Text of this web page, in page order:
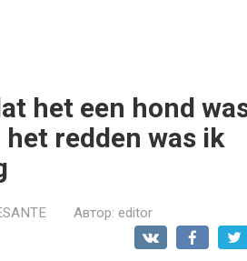
het een hond
redden was ik
Автор: editor